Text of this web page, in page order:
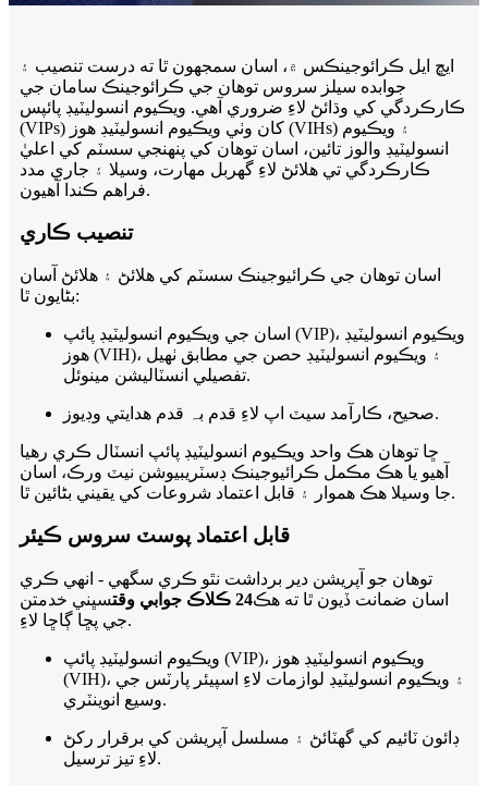
ايڇ ايل ڪرائوجينڪس ۾، اسان سمجهون ٿا ته درست تنصيب ۽
جوابده سيلز سروس توهان جي ڪرائوجينڪ سامان جي
ڪارڪردگي کي وڌائڻ لاءِ ضروري آهي. ويڪيوم انسوليٽيڊ پائپس
(VIPs) کان وٺي ويڪيوم انسوليٽيڊ هوز (VIHs) ۽ ويڪيوم
انسوليٽيڊ والوز تائين، اسان توهان کي پنهنجي سسٽم کي اعليٰ
ڪارڪردگي تي هلائڻ لاءِ گهربل مهارت، وسيلا ۽ جاري مدد
فراهم ڪندا آهيون.
تنصيب ڪاري
اسان توهان جي ڪرائيوجينڪ سسٽم کي هلائڻ ۽ هلائڻ آسان
بڻايون ٿا:
اسان جي ويڪيوم انسوليٽيڊ پائپ (VIP)، ويڪيوم انسوليٽيڊ
هوز (VIH)، ۽ ويڪيوم انسوليٽيڊ حصن جي مطابق ٺهيل
تفصيلي انسٽاليشن مينوئل.
صحيح، ڪارآمد سيٽ اپ لاءِ قدم بہ قدم هدايتي وڊيوز.
ڇا توهان هڪ واحد ويڪيوم انسوليٽيڊ پائپ انسٽال ڪري رهيا
آهيو يا هڪ مڪمل ڪرائيوجينڪ ڊسٽريبيوشن نيٽ ورڪ، اسان
جا وسيلا هڪ هموار ۽ قابل اعتماد شروعات کي يقيني بڻائين ٿا.
قابل اعتماد پوسٽ سروس ڪيئر
توهان جو آپريشن دير برداشت نٿو ڪري سگهي - انهي ڪري
اسان ضمانت ڏيون ٿا ته هڪ24 ڪلاڪ جوابي وقت
سڀني خدمتن
جي پڇا ڳاڇا لاءِ.
ويڪيوم انسوليٽيڊ پائپ (VIP)، ويڪيوم انسوليٽيڊ هوز
(VIH)، ۽ ويڪيوم انسوليٽيڊ لوازمات لاءِ اسپيئر پارٽس جي
وسيع انوینٽري.
ڊائون ٽائيم کي گھٽائڻ ۽ مسلسل آپريشن کي برقرار رکڻ
لاءِ تيز ترسيل.